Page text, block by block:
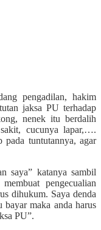
pengadilan, hakim
jaksa PU terhadap
nenek itu berdalih
cucunya lapar,….
tuntutannya, agar
saya” katanya sambil
pengecualian
dihukum. Saya denda
maka anda harus
PU”.